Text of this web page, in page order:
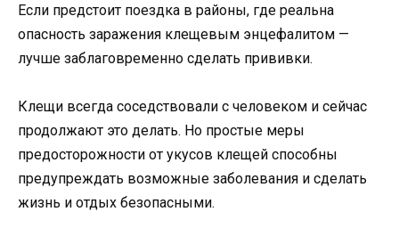
Если предстоит поездка в районы, где реальна
опасность заражения клещевым энцефалитом —
лучше заблаговременно сделать прививки.
Клещи всегда соседствовали с человеком и сейчас
продолжают это делать. Но простые меры
предосторожности от укусов клещей способны
предупреждать возможные заболевания и сделать
жизнь и отдых безопасными.